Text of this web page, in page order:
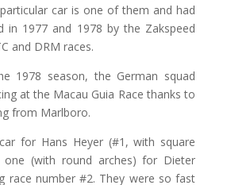
car is one of them and had
in 1977 and 1978 by the Zakspeed
and DRM races.
1978 season, the German squad
at the Macau Guia Race thanks to
from Marlboro.
for Hans Heyer (#1, with square
one (with round arches) for Dieter
race number #2. They were so fast